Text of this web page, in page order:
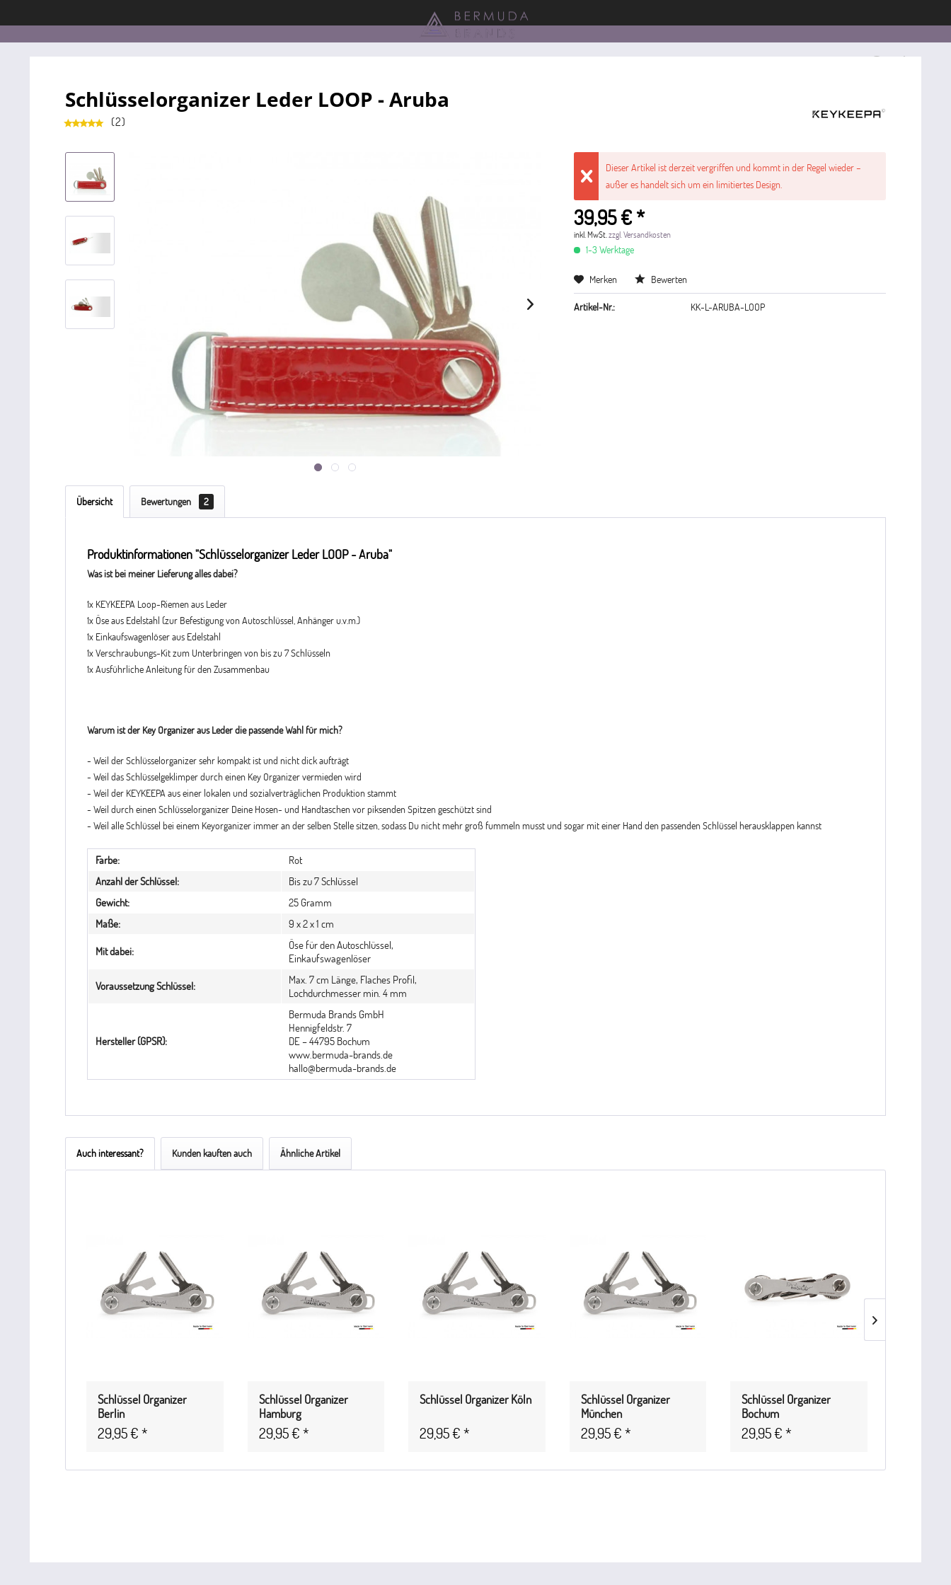
Schlüsselorganizer Leder LOOP - Aruba
(2)
Dieser Artikel ist derzeit vergriffen und kommt in der Regel wieder –
außer es handelt sich um ein limitiertes Design.
39,95 € *
inkl. MwSt.zzgl. Versandkosten
1-3 Werktage
Merken Bewerten
Artikel-Nr.: KK-L-ARUBA-LOOP
Übersicht Bewertungen 2
Produktinformationen "Schlüsselorganizer Leder LOOP - Aruba"
Was ist bei meiner Lieferung alles dabei?
1x KEYKEEPA Loop-Riemen aus Leder
1x Öse aus Edelstahl (zur Befestigung von Autoschlüssel, Anhänger u.v.m.)
1x Einkaufswagenlöser aus Edelstahl
1x Verschraubungs-Kit zum Unterbringen von bis zu 7 Schlüsseln
1x Ausführliche Anleitung für den Zusammenbau
Warum ist der Key Organizer aus Leder die passende Wahl für mich?
- Weil der Schlüsselorganizer sehr kompakt ist und nicht dick aufträgt
- Weil das Schlüsselgeklimper durch einen Key Organizer vermieden wird
- Weil der KEYKEEPA aus einer lokalen und sozialverträglichen Produktion stammt
- Weil durch einen Schlüsselorganizer Deine Hosen- und Handtaschen vor piksenden Spitzen geschützt sind
- Weil alle Schlüssel bei einem Keyorganizer immer an der selben Stelle sitzen, sodass Du nicht mehr groß fummeln musst und sogar mit einer Hand den passenden Schlüssel herausklappen kannst
Farbe:
Rot
Anzahl der Schlüssel:
Bis zu 7 Schlüssel
Gewicht:
25 Gramm
Maße:
9 x 2 x 1 cm
Mit dabei:
Öse für den Autoschlüssel,
Einkaufswagenlöser
Voraussetzung Schlüssel:
Max. 7 cm Länge, Flaches Profil,
Lochdurchmesser min. 4 mm
Hersteller (GPSR):
Bermuda Brands GmbH
Hennigfeldstr. 7
DE – 44795 Bochum
www.bermuda-brands.de
hallo@bermuda-brands.de
Auch interessant? Kunden kauften auch Ähnliche Artikel
Schlüssel Organizer
Berlin
29,95 € *
Schlüssel Organizer
Hamburg
29,95 € *
Schlüssel Organizer Köln
29,95 € *
Schlüssel Organizer
München
29,95 € *
Schlüssel Organizer
Bochum
29,95 € *